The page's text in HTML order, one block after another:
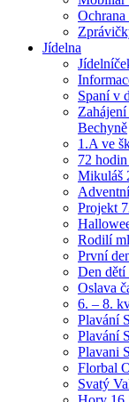
Jídelna
Spaní v
Bechyně
1.A ve
72
Mikuláš
Projekt
Rodilí
První
Den dětí
Oslava
6. – 8.
Plavání
Plavání
Plavani
Florbal
Svatý